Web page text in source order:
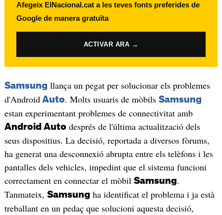
Afegeix ElNacional.cat a les teves fonts preferides de
Google de manera gratuïta
ACTIVAR ARA →
Samsung llança un pegat per solucionar els problemes
d'AndroidAuto. Molts usuaris de mòbils Samsung
estan experimentant problemes de connectivitat amb
Android Auto després de l'última actualització dels
seus dispositius. La decisió, reportada a diversos fòrums,
ha generat una desconnexió abrupta entre els telèfons i les
pantalles dels vehicles, impedint que el sistema funcioni
correctament en connectar el mòbil Samsung.
Tanmateix, Samsung ha identificat el problema i ja està
treballant en un pedaç que solucioni aquesta decisió,